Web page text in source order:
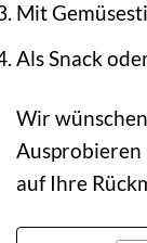
Mit
Als Snack
Wir
Ausprobieren
auf Ihre